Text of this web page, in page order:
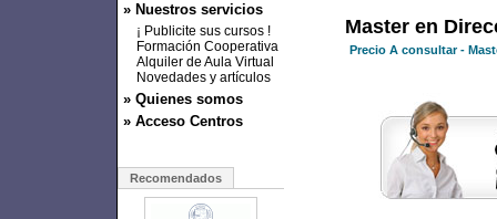
» Nuestros servicios
¡ Publicite sus cursos !
Formación Cooperativa
Alquiler de Aula Virtual
Novedades y artículos
» Quienes somos
» Acceso Centros
Recomendados
Master en
Precio A consultar -